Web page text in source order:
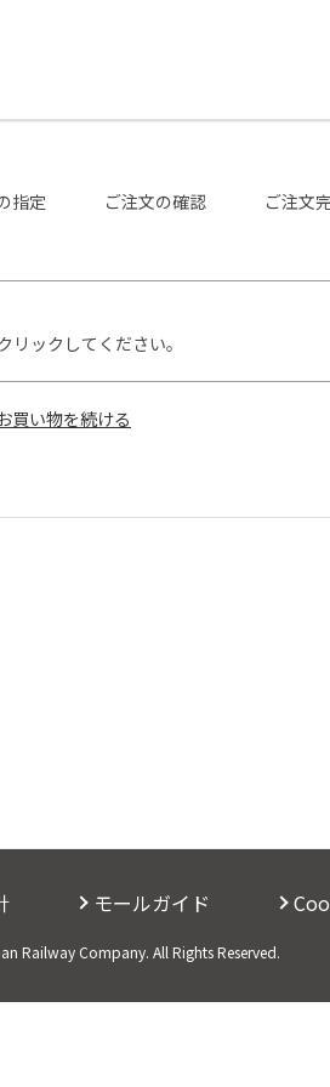
指定 ご注文の確認 ご注文
ックしてください。
モールガイド
Railway Company. All Rights Reserved.